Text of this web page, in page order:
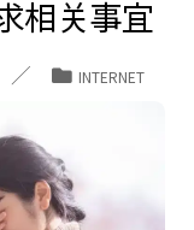
相关事宜
INTERNET